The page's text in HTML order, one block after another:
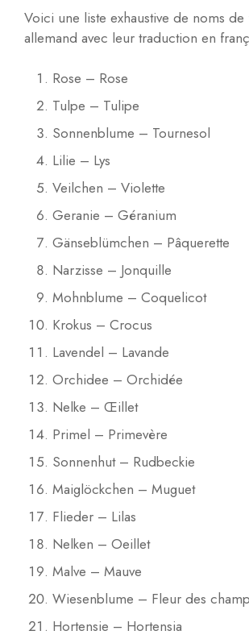
Voici une liste exhaustive de noms de
allemand avec leur traduction en
Rose – Rose
Tulpe – Tulipe
Sonnenblume – Tournesol
Lilie – Lys
Veilchen – Violette
Geranie – Géranium
Gänseblümchen – Pâquerette
Narzisse – Jonquille
Mohnblume – Coquelicot
Krokus – Crocus
Lavendel – Lavande
Orchidee – Orchidée
Nelke – Œillet
Primel – Primevère
Sonnenhut – Rudbeckie
Maiglöckchen – Muguet
Flieder – Lilas
Nelken – Oeillet
Malve – Mauve
Wiesenblume – Fleur des
Hortensie – Hortensia